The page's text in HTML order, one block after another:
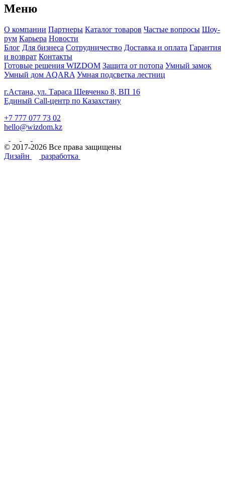
Меню
О компании Партнеры Каталог товаров Частые вопросы Шоу-
рум Карьера Новости
Блог Для бизнеса Сотрудничество Доставка и оплата Гарантия
и возврат Контакты
Готовые решения WIZDOM Защита от потопа Умный замок
Умный дом AQARA Умная подсветка лестниц
г.Астана, ул. Тараса Шевченко 8, ВП 16
Единый Call-центр по Казахстану
+7 777 077 73 02
hello@wizdom.kz
© 2017-2026 Все права защищены
Дизайн
разработка